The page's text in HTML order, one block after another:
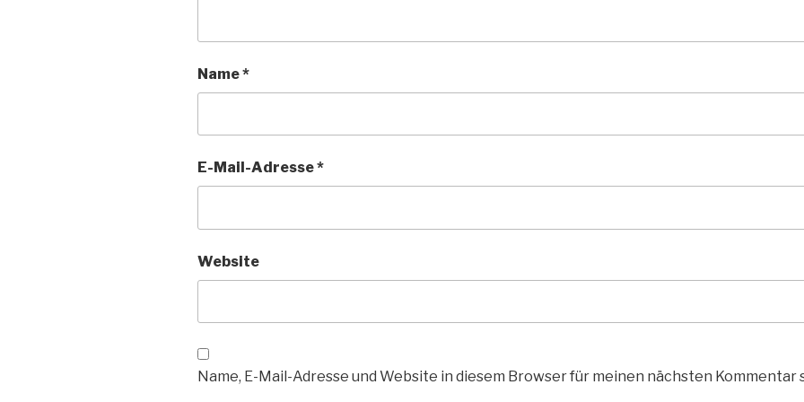
Name*
E-Mail-Adresse*
Website
Name, E-Mail-Adresse und Website in diesem Browser für meinen nächsten Kommentar